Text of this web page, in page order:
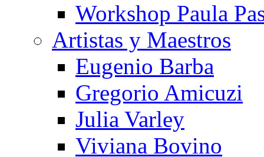
Workshop Paula
Artistas y Maestros
Eugenio Barba
Gregorio Amicuzi
Julia Varley
Viviana Bovino